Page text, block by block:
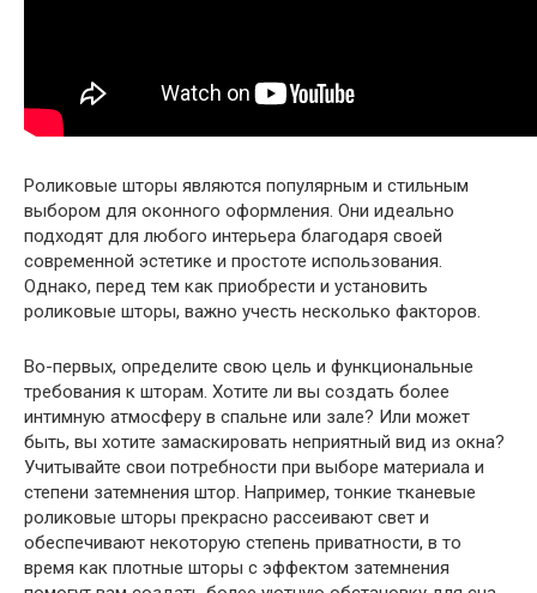
Роликовые шторы являются популярным и стильным
выбором для оконного оформления. Они идеально
подходят для любого интерьера благодаря своей
современной эстетике и простоте использования.
Однако, перед тем как приобрести и установить
роликовые шторы, важно учесть несколько факторов.
Во-первых, определите свою цель и функциональные
требования к шторам. Хотите ли вы создать более
интимную атмосферу в спальне или зале? Или может
быть, вы хотите замаскировать неприятный вид из окна?
Учитывайте свои потребности при выборе материала и
степени затемнения штор. Например, тонкие тканевые
роликовые шторы прекрасно рассеивают свет и
обеспечивают некоторую степень приватности, в то
время как плотные шторы с эффектом затемнения